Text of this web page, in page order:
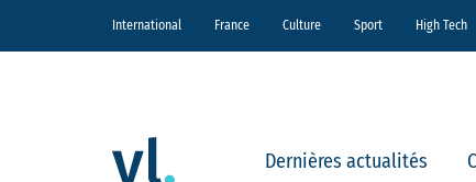
International France Culture Sport High Tech
Dernières actualités